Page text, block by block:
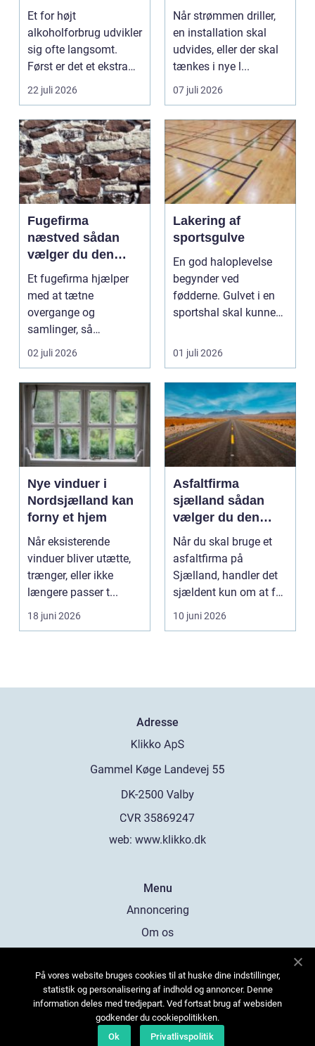
og professionelle
rammer
Et for højt
alkoholforbrug udvikler
sig ofte langsomt.
Først er det et ekstra
glas til weekenden,
se...
22 juli 2026
Når strømmen driller,
en installation skal
udvides, eller der skal
tænkes i nye l...
07 juli 2026
Fugefirma
næstved sådan
vælger du den
rigtige fagmand
Et fugefirma hjælper
med at tætne
overgange og
samlinger, så
bygningen holder sig
sund, tør og pæn i...
02 juli 2026
Lakering af
sportsgulve
En god haloplevelse
begynder ved
fødderne. Gulvet i en
sportshal skal kunne
ma...
01 juli 2026
Nye vinduer i
Nordsjælland kan
forny et hjem
Når eksisterende
vinduer bliver utætte,
trænger, eller ikke
længere passer t...
18 juni 2026
Asfaltfirma
sjælland sådan
vælger du den
rette
samarbejdspartner
Når du skal bruge et
asfaltfirma på
Sjælland, handler det
sjældent kun om at få
lagt et nyt lag asfa...
10 juni 2026
Adresse
web: www.klikko.dk
Menu
Annoncering
Om os
Kontakt os
Sitemap
På vores website bruges cookies til at huske dine indstillinger,
statistik og personalisering af indhold og annoncer. Denne
information deles med tredjepart. Ved fortsat brug af websiden
godkender du cookiepolitikken.
Ok
Privatlivspolitik